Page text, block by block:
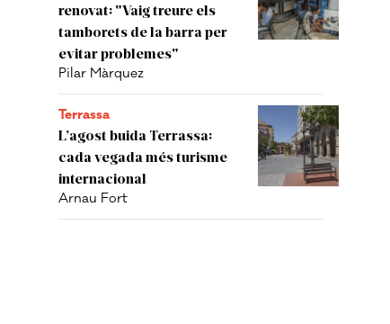
renovat: "Vaig treure els
tamborets de la barra per
evitar problemes"
Pilar Màrquez
Terrassa
L’agost buida Terrassa:
cada vegada més turisme
internacional
Arnau Fort